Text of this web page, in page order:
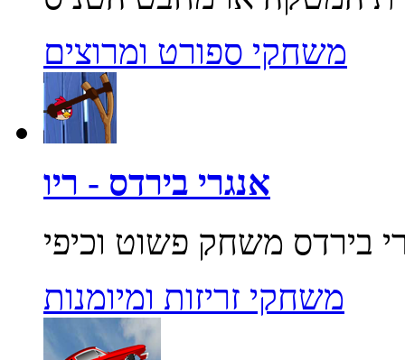
משחקי ספורט ומרוצים
אנגרי בירדס - ריו
משחקי זריזות ומיומנות